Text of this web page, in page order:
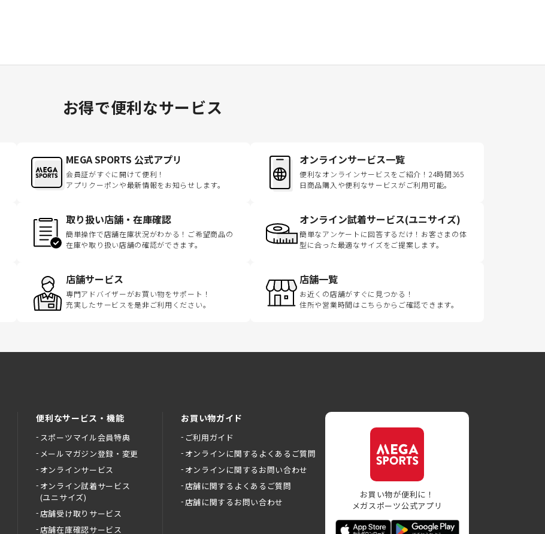
お得で便利なサービス
MEGA SPORTS 公式アプリ
会員証がすぐに開けて便利！
アプリクーポンや最新情報をお知らせします。
オンラインサービス一覧
便利なオンラインサービスをご紹介！24時間365
日商品購入や便利なサービスがご利用可能。
取り扱い店舗・在庫確認
簡単操作で店舗在庫状況がわかる！ご希望商品の
在庫や取り扱い店舗の確認ができます。
オンライン試着サービス(ユニサイズ)
簡単なアンケートに回答するだけ！お客さまの体
型に合った最適なサイズをご提案します。
店舗サービス
専門アドバイザーがお買い物をサポート！
充実したサービスを是非ご利用ください。
店舗一覧
お近くの店舗がすぐに見つかる！
住所や営業時間はこちらからご確認できます。
便利なサービス・機能
スポーツマイル会員特典
メールマガジン登録・変更
オンラインサービス
オンライン試着サービス
(ユニサイズ)
店舗受け取りサービス
店舗在庫確認サービス
お買い物ガイド
ご利用ガイド
オンラインに関するよくあるご質問
オンラインに関するお問い合わせ
店舗に関するよくあるご質問
店舗に関するお問い合わせ
お買い物が便利に！
メガスポーツ公式アプリ